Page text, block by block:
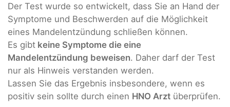
Der Test wurde so entwickelt, dass Sie an Hand der
Symptome und Beschwerden auf die Möglichkeit
eines Mandelentzündung schließen können.
Es gibt keine Symptome die eine
Mandelentzündung beweisen. Daher darf der Test
nur als Hinweis verstanden werden.
Lassen Sie das Ergebnis insbesondere, wenn es
positiv sein sollte durch einen HNO Arzt überprüfen.